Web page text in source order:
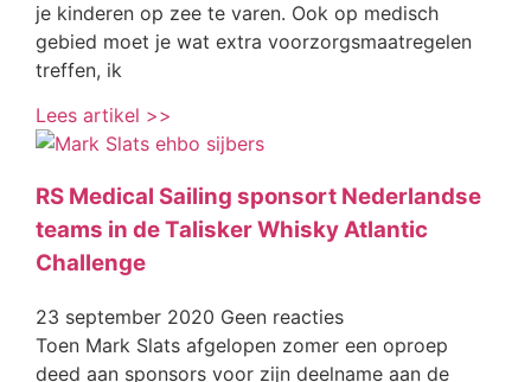
je kinderen op zee te varen. Ook op medisch
gebied moet je wat extra voorzorgsmaatregelen
treffen, ik
Lees artikel >>
RS Medical Sailing sponsort Nederlandse
teams in de Talisker Whisky Atlantic
Challenge
23 september 2020 Geen reacties
Toen Mark Slats afgelopen zomer een oproep
deed aan sponsors voor zijn deelname aan de